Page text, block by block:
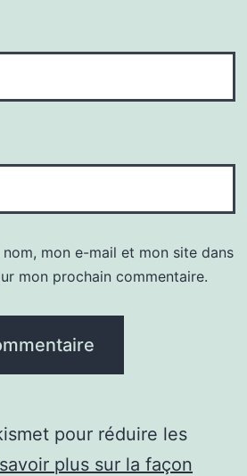
mon e-mail et mon site dans
mon prochain commentaire.
pour réduire les
plus sur la façon